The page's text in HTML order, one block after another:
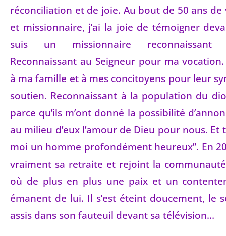
réconciliation et de joie. Au bout de 50 ans de
et missionnaire, j’ai la joie de témoigner
suis un missionnaire
Reconnaissant au Seigneur pour ma
à ma famille et à mes concitoyens pour leur
soutien. Reconnaissant à la population du
parce qu’ils m’ont donné la possibilité
au milieu d’eux l’amour de Dieu pour nous.
moi un homme profondément heureux”. En
vraiment sa retraite et rejoint la
où de plus en plus une paix et un
émanent de lui. Il s’est éteint doucement, le
assis dans son fauteuil devant sa télévision…